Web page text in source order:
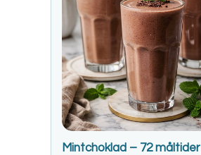
Mintchoklad – 72 måltider